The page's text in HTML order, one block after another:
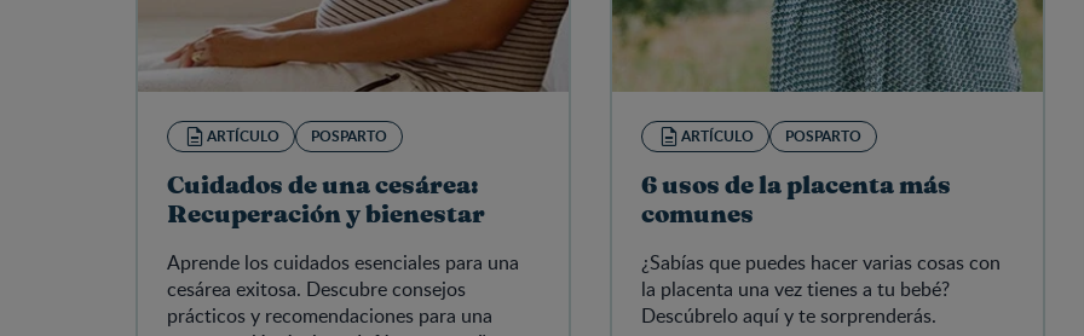
ARTÍCULO POSPARTO
Cuidados de una cesárea:
Recuperación y bienestar
Aprende los cuidados esenciales para una
cesárea exitosa. Descubre consejos
prácticos y recomendaciones para una
ARTÍCULO POSPARTO
6 usos de la placenta más
comunes
¿Sabías que puedes hacer varias cosas con
la placenta una vez tienes a tu bebé?
Descúbrelo aquí y te sorprenderás.